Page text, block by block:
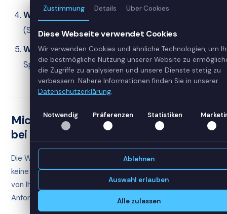
Welche Skills hat Ihr Team?
(Spark, Kubernetes) → Azure.
Wie heterogen ist Ihre Datenlandschaft?Sehr
Spezialanforderungen → Azure. Konsolidierung
Microsoft Fabric vs. Azure Beratung —
bei der richtigen Entscheidung
Die Wahl zwischen Microsoft Fabric und klassischen Azure
keine rein technische, sondern eine strategische
von Ihren bestehenden Investitionen, Skills, Datenmengen,
Anforderungen und Zielen ab. Die DatenSpezialisten
Zustimmung Details Über Cookies
Diese Webseite verwendet Cookies
Wir verwenden Cookies und ähnliche Technologien, um
die bestmögliche Nutzung unserer Website zu
die Zugriffe zu analysieren und unsere Dienste stetig zu
verbessern. Nähere Informationen finden Sie in unserer
Datenschutzerklärung.
Notwendig Präferenzen Statistiken
Ablehnen
Auswahl erlauben
Alle zulassen